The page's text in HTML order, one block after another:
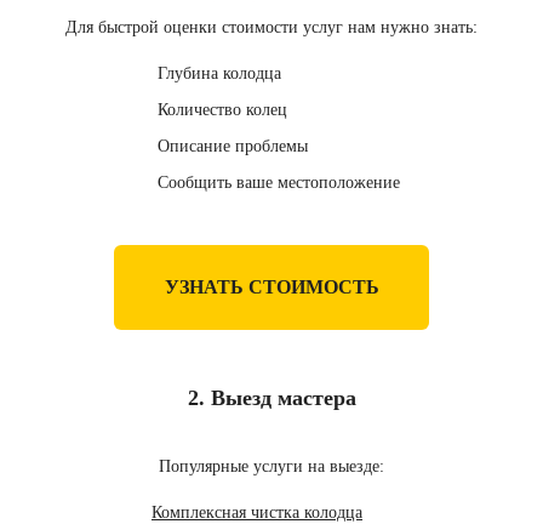
Для быстрой оценки стоимости услуг нам нужно знать:
Глубина колодца
Количество колец
Описание проблемы
Сообщить ваше местоположение
УЗНАТЬ СТОИМОСТЬ
2. Выезд мастера
Популярные услуги на выезде:
Комплексная чистка колодца